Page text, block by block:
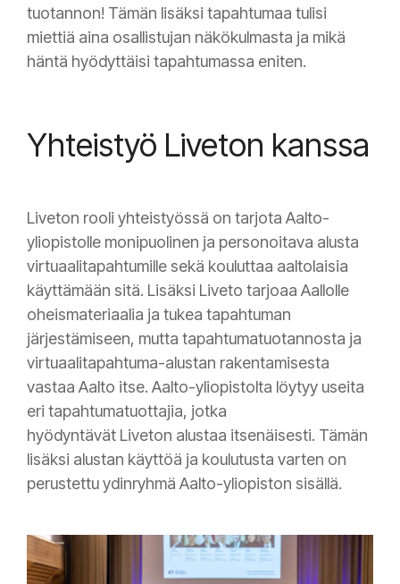
tuotannon! Tämän lisäksi tapahtumaa tulisi
miettiä aina osallistujan näkökulmasta ja mikä
häntä hyödyttäisi tapahtumassa eniten.
Yhteistyö Liveton kanssa
Liveton rooli yhteistyössä on tarjota Aalto-
yliopistolle monipuolinen ja personoitava alusta
virtuaalitapahtumille sekä kouluttaa aaltolaisia
käyttämään sitä. Lisäksi Liveto tarjoaa Aallolle
oheismateriaalia ja tukea tapahtuman
järjestämiseen, mutta tapahtumatuotannosta ja
virtuaalitapahtuma-alustan rakentamisesta
vastaa Aalto itse. Aalto-yliopistolta löytyy useita
eri tapahtumatuottajia, jotka
hyödyntävät Liveton alustaa itsenäisesti. Tämän
lisäksi alustan käyttöä ja koulutusta varten on
perustettu ydinryhmä Aalto-yliopiston sisällä.